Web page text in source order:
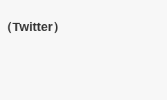
（Twitter）